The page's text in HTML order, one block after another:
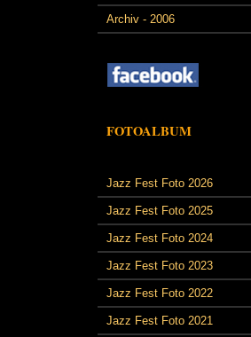
Archiv - 2006
FOTOALBUM
Jazz Fest Foto 2026
Jazz Fest Foto 2025
Jazz Fest Foto 2024
Jazz Fest Foto 2023
Jazz Fest Foto 2022
Jazz Fest Foto 2021